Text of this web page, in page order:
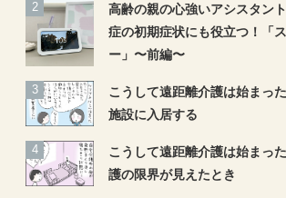
高齢の親の心強いアシスタン
症の初期症状にも役立つ！「
ー」〜前編〜
こうして遠距離介護は始まっ
施設に入居する
こうして遠距離介護は始まっ
護の限界が見えたとき